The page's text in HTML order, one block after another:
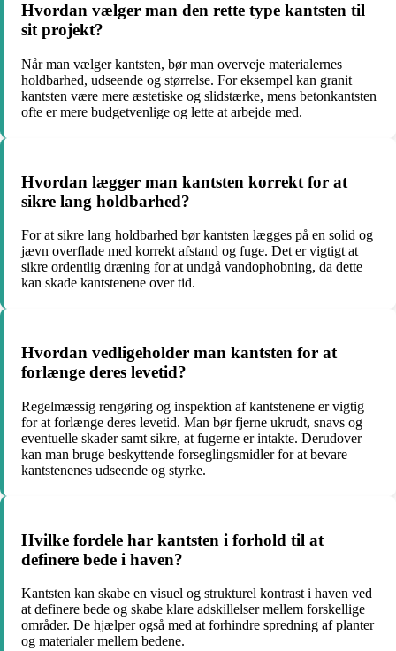
Hvordan vælger man den rette type kantsten til
sit projekt?
Når man vælger kantsten, bør man overveje materialernes
holdbarhed, udseende og størrelse. For eksempel kan granit
kantsten være mere æstetiske og slidstærke, mens betonkantsten
ofte er mere budgetvenlige og lette at arbejde med.
Hvordan lægger man kantsten korrekt for at
sikre lang holdbarhed?
For at sikre lang holdbarhed bør kantsten lægges på en solid og
jævn overflade med korrekt afstand og fuge. Det er vigtigt at
sikre ordentlig dræning for at undgå vandophobning, da dette
kan skade kantstenene over tid.
Hvordan vedligeholder man kantsten for at
forlænge deres levetid?
Regelmæssig rengøring og inspektion af kantstenene er vigtig
for at forlænge deres levetid. Man bør fjerne ukrudt, snavs og
eventuelle skader samt sikre, at fugerne er intakte. Derudover
kan man bruge beskyttende forseglingsmidler for at bevare
kantstenenes udseende og styrke.
Hvilke fordele har kantsten i forhold til at
definere bede i haven?
Kantsten kan skabe en visuel og strukturel kontrast i haven ved
at definere bede og skabe klare adskillelser mellem forskellige
områder. De hjælper også med at forhindre spredning af planter
og materialer mellem bedene.